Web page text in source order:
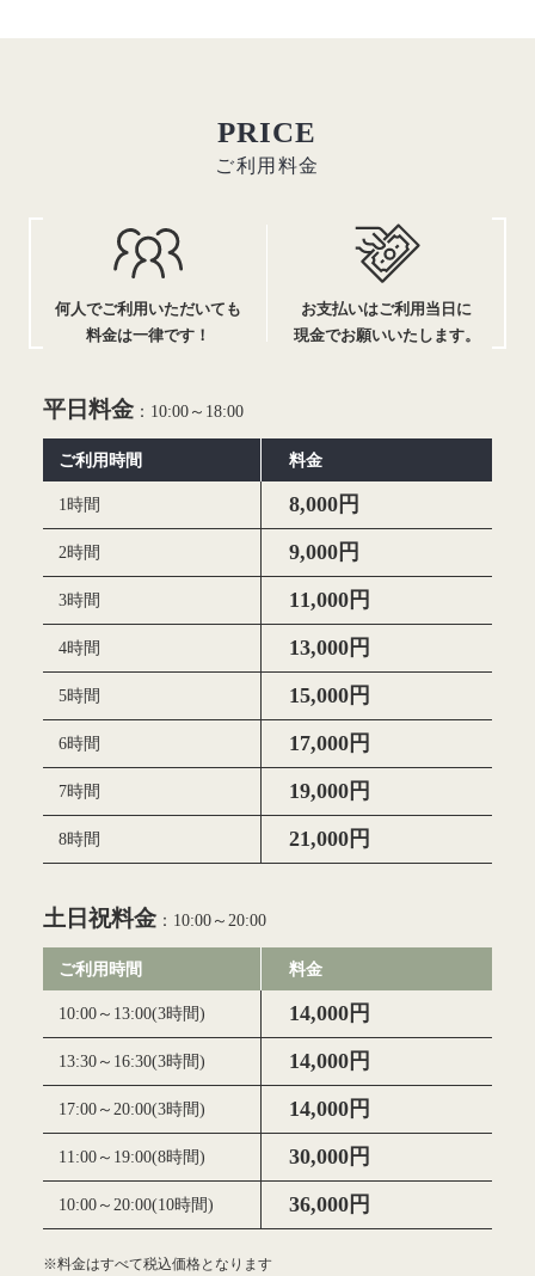
PRICE
ご利用料金
何人でご利用いただいても
料金は一律です！
お支払いはご利用当日に
現金でお願いいたします。
平日料金：10:00～18:00
ご利用時間 料金
1時間 8,000円
2時間 9,000円
3時間 11,000円
4時間 13,000円
5時間 15,000円
6時間 17,000円
7時間 19,000円
8時間 21,000円
土日祝料金：10:00～20:00
ご利用時間 料金
10:00～13:00(3時間) 14,000円
13:30～16:30(3時間) 14,000円
17:00～20:00(3時間) 14,000円
11:00～19:00(8時間) 30,000円
10:00～20:00(10時間) 36,000円
※料金はすべて税込価格となります